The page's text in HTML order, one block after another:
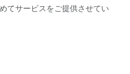
てサービスをご提供させてい